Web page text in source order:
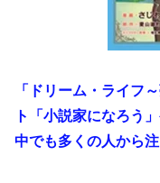
「ドリーム・ライフ
ト「小説家になろう
中でも多くの人から